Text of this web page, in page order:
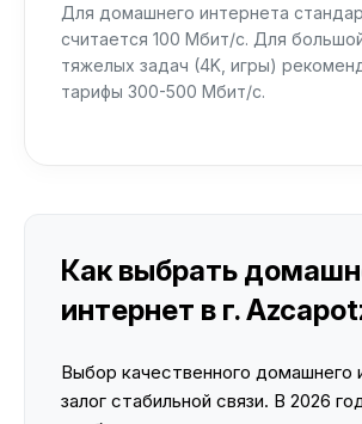
Для домашнего интернета
считается 100 Мбит/с. Для
тяжелых задач (4K, игры)
тарифы 300-500 Мбит/с.
Как выбрать
интернет в г.
Выбор качественного
залог стабильной связи. В 2026